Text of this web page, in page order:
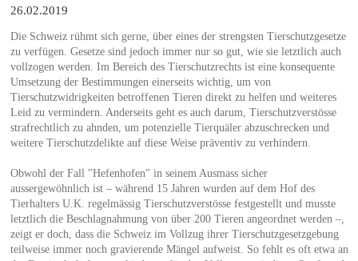
26.02.2019
Die Schweiz rühmt sich gerne, über eines der strengsten Tierschutzgesetze
zu verfügen. Gesetze sind jedoch immer nur so gut, wie sie letztlich auch
vollzogen werden. Im Bereich des Tierschutzrechts ist eine konsequente
Umsetzung der Bestimmungen einerseits wichtig, um von
Tierschutzwidrigkeiten betroffenen Tieren direkt zu helfen und weiteres
Leid zu vermindern. Anderseits geht es auch darum, Tierschutzverstösse
strafrechtlich zu ahnden, um potenzielle Tierquäler abzuschrecken und
weitere Tierschutzdelikte auf diese Weise präventiv zu verhindern.
Obwohl der Fall "Hefenhofen" in seinem Ausmass sicher
aussergewöhnlich ist – während 15 Jahren wurden auf dem Hof des
Tierhalters U.K. regelmässig Tierschutzverstösse festgestellt und musste
letztlich die Beschlagnahmung von über 200 Tieren angeordnet werden –,
zeigt er doch, dass die Schweiz im Vollzug ihrer Tierschutzgesetzgebung
teilweise immer noch gravierende Mängel aufweist. So fehlt es oft etwa an